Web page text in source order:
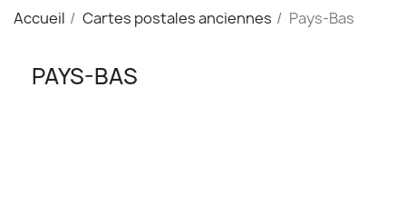
Accueil Cartes postales anciennes Pays-Bas
PAYS-BAS